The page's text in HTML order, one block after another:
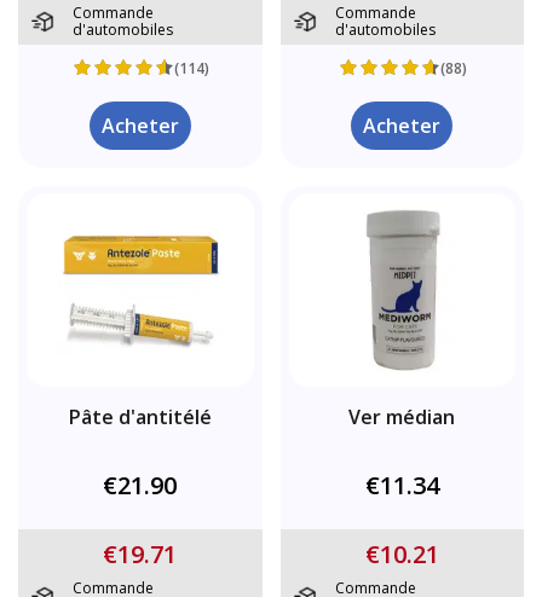
Commande
d'automobiles
(114)
Acheter
Commande
d'automobiles
(88)
Acheter
Pâte d'antitélé
€21.90
€19.71
Commande
Ver médian
€11.34
€10.21
Commande